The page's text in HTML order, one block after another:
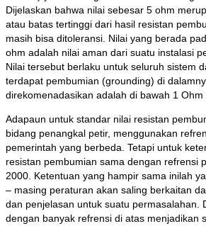
Dijelaskan bahwa nilai sebesar 5 ohm
atau batas tertinggi dari hasil resistan
masih bisa ditoleransi. Nilai yang berada
ohm adalah nilai aman dari suatu instalasi
Nilai tersebut berlaku untuk seluruh sistem
terdapat pembumian (grounding) di
direkomenadasikan adalah di bawah 1
Adapaun untuk standar nilai resistan
bidang penangkal petir, menggunakan
pemerintah yang berbeda. Tetapi untuk
resistan pembumian sama dengan refrensi
2000. Ketentuan yang hampir sama inilah
– masing peraturan akan saling berkaitan
dan penjelasan untuk suatu permasalahan.
dengan banyak refrensi di atas menjadikan